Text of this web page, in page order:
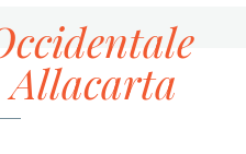
Allacarta